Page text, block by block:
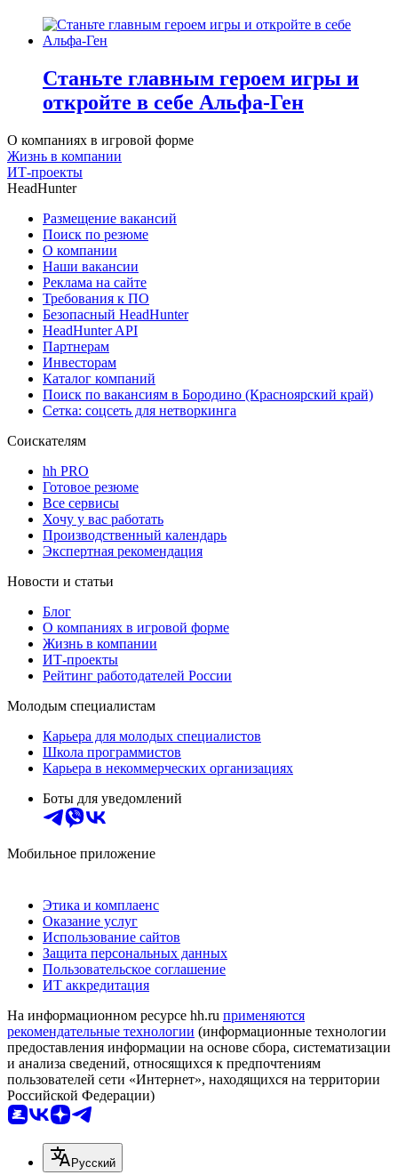
Станьте главным героем игры и
откройте в себе Альфа-Ген
О компаниях в игровой форме
Жизнь в компании
ИТ-проекты
HeadHunter
Размещение вакансий
Поиск по резюме
О компании
Наши вакансии
Реклама на сайте
Требования к ПО
Безопасный HeadHunter
HeadHunter API
Партнерам
Инвесторам
Каталог компаний
Поиск по вакансиям в Бородино (Красноярский край)
Сетка: соцсеть для нетворкинга
Соискателям
hh PRO
Готовое резюме
Все сервисы
Хочу у вас работать
Производственный календарь
Экспертная рекомендация
Новости и статьи
Блог
О компаниях в игровой форме
Жизнь в компании
ИТ-проекты
Рейтинг работодателей России
Молодым специалистам
Карьера для молодых специалистов
Школа программистов
Карьера в некоммерческих организациях
Боты для уведомлений
Мобильное приложение
Этика и комплаенс
Оказание услуг
Использование сайтов
Защита персональных данных
Пользовательское соглашение
ИТ аккредитация
На информационном ресурсе hh.ru применяются
рекомендательные технологии (информационные технологии
предоставления информации на основе сбора, систематизации
и анализа сведений, относящихся к предпочтениям
пользователей сети «Интернет», находящихся на территории
Российской Федерации)
Русский